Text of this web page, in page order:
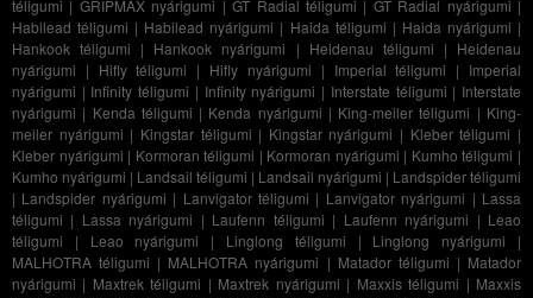
téligumi | GRIPMAX nyárigumi |GT Radial téligumi | GT Radial nyárigumi |
Habilead téligumi | Habilead nyárigumi | Haida téligumi | Haida nyárigumi |
Hankook téligumi | Hankook nyárigumi | Heidenau téligumi | Heidenau
nyárigumi | Hifly téligumi | Hifly nyárigumi | Imperial téligumi | Imperial
nyárigumi | Infinity téligumi | Infinity nyárigumi | Interstate téligumi | Interstate
nyárigumi | Kenda téligumi | Kenda nyárigumi | King-meiler téligumi | King-
meiler nyárigumi | Kingstar téligumi | Kingstar nyárigumi | Kleber téligumi |
Kleber nyárigumi | Kormoran téligumi | Kormoran nyárigumi | Kumho téligumi |
Kumho nyárigumi | Landsail téligumi | Landsail nyárigumi | Landspider téligumi
| Landspider nyárigumi | Lanvigator téligumi | Lanvigator nyárigumi | Lassa
téligumi | Lassa nyárigumi | Laufenn téligumi | Laufenn nyárigumi | Leao
téligumi | Leao nyárigumi | Linglong téligumi | Linglong nyárigumi |
MALHOTRA téligumi | MALHOTRA nyárigumi | Matador téligumi | Matador
nyárigumi | Maxtrek téligumi | Maxtrek nyárigumi | Maxxis téligumi | Maxxis